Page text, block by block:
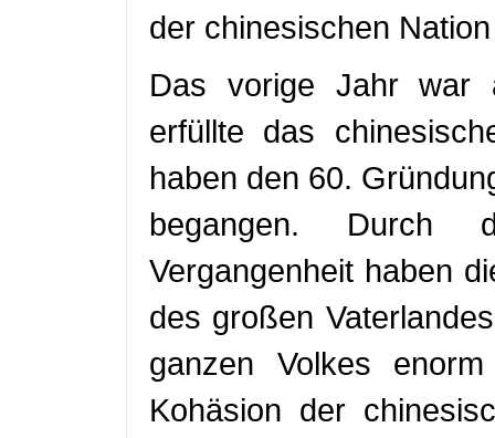
der chinesischen
Das vorige Jahr war
erfüllte das
haben den 60.
begangen. Durch
Vergangenheit haben
des großen
ganzen Volkes
Kohäsion der